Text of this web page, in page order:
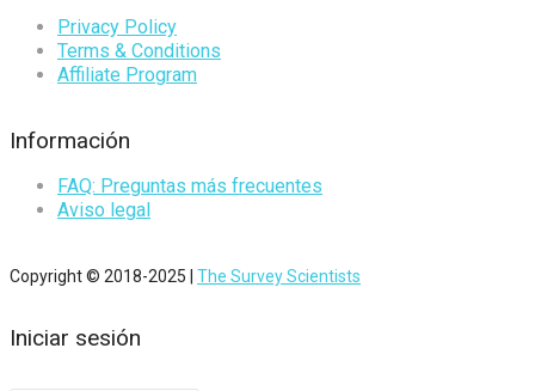
Privacy Policy
Terms & Conditions
Affiliate Program
Información
FAQ: Preguntas más frecuentes
Aviso legal
Copyright © 2018-2025 | The Survey Scientists
Iniciar sesión